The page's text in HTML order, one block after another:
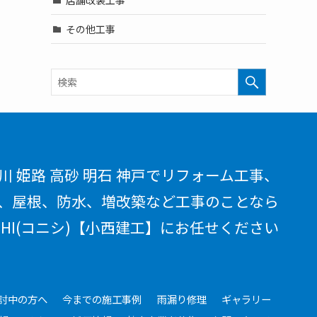
その他工事
姫路 高砂 明石 神戸でリフォーム工事、
屋根、防水、増改築など工事のことなら
コニシ)【小西建工】にお任せください
中の方へ 今までの施工事例 雨漏り修理
ギャラリー